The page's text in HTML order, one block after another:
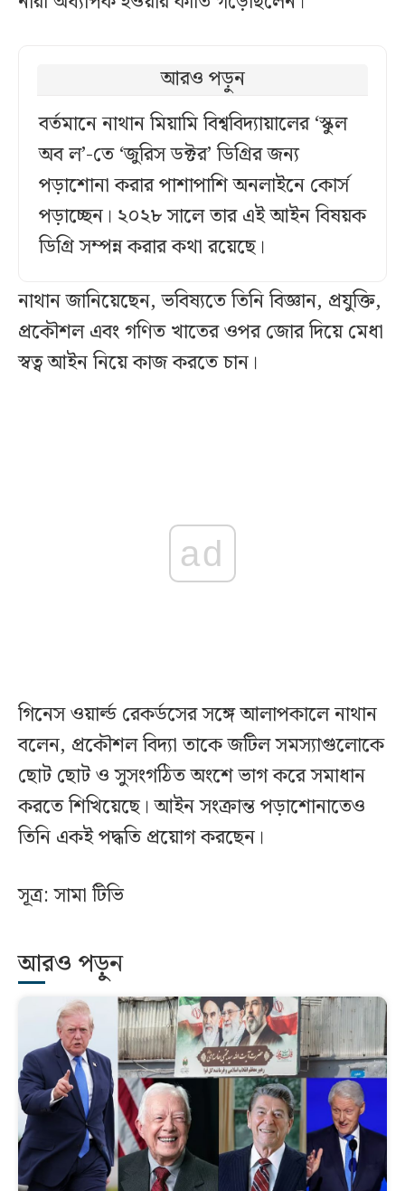
আরও পড়ুন
বর্তমানে নাথান মিয়ামি বিশ্ববিদ্যায়ালের ‘স্কুল
অব ল’-তে ‘জুরিস ডক্টর’ ডিগ্রির জন্য
পড়াশোনা করার পাশাপাশি অনলাইনে কোর্স
পড়াচ্ছেন। ২০২৮ সালে তার এই আইন বিষয়ক
ডিগ্রি সম্পন্ন করার কথা রয়েছে।
নাথান জানিয়েছেন, ভবিষ্যতে তিনি বিজ্ঞান, প্রযুক্তি,
প্রকৌশল এবং গণিত খাতের ওপর জোর দিয়ে মেধা
স্বত্ব আইন নিয়ে কাজ করতে চান।
ad
গিনেস ওয়ার্ল্ড রেকর্ডসের সঙ্গে আলাপকালে নাথান
বলেন, প্রকৌশল বিদ্যা তাকে জটিল সমস্যাগুলোকে
ছোট ছোট ও সুসংগঠিত অংশে ভাগ করে সমাধান
করতে শিখিয়েছে। আইন সংক্রান্ত পড়াশোনাতেও
তিনি একই পদ্ধতি প্রয়োগ করছেন।
সূত্র: সামা টিভি
আরও পড়ুন